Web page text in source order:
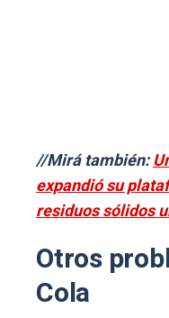
//Mirá también:
expandió su
residuos sólidos
Otros
Cola